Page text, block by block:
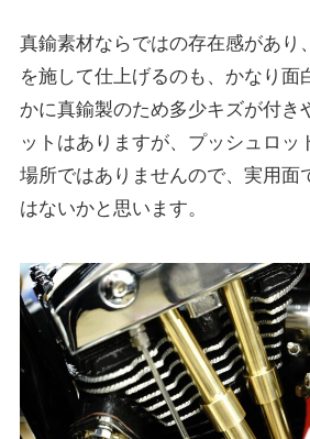
真鍮素材ならではの存在感があり
を施して仕上げるのも、かなり面
かに真鍮製のため多少キズが付き
ットはありますが、プッシュロッ
場所ではありませんので、実用面
はないかと思います。